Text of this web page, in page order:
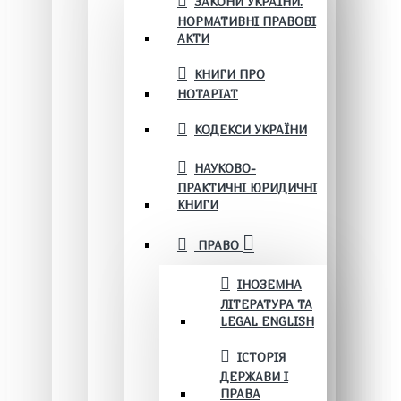
НОРМАТИВНІ ПРАВОВІ
АКТИ
КНИГИ ПРО
НОТАРІАТ
КОДЕКСИ УКРАЇНИ
НАУКОВО-
ПРАКТИЧНІ ЮРИДИЧНІ
КНИГИ
ПРАВО
ІНОЗЕМНА
ЛІТЕРАТУРА ТА
LEGAL ENGLISH
ІСТОРІЯ
ДЕРЖАВИ І
ПРАВА